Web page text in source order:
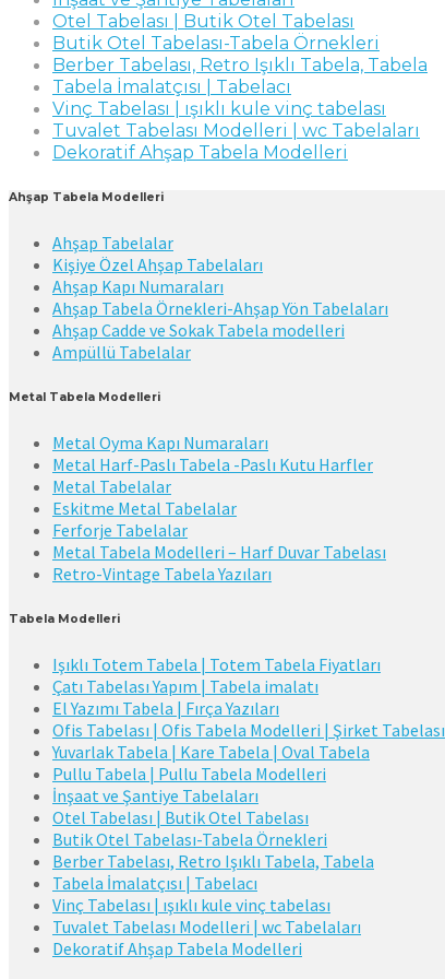
Otel Tabelası | Butik Otel Tabelası
Butik Otel Tabelası-Tabela Örnekleri
Berber Tabelası, Retro Işıklı Tabela, Tabela
Tabela İmalatçısı | Tabelacı
Vinç Tabelası | ışıklı kule vinç tabelası
Tuvalet Tabelası Modelleri | wc Tabelaları
Dekoratif Ahşap Tabela Modelleri
Ahşap Tabela Modelleri
Ahşap Tabelalar
Kişiye Özel Ahşap Tabelaları
Ahşap Kapı Numaraları
Ahşap Tabela Örnekleri-Ahşap Yön Tabelaları
Ahşap Cadde ve Sokak Tabela modelleri
Ampüllü Tabelalar
Metal Tabela Modelleri
Metal Oyma Kapı Numaraları
Metal Harf-Paslı Tabela -Paslı Kutu Harfler
Metal Tabelalar
Eskitme Metal Tabelalar
Ferforje Tabelalar
Metal Tabela Modelleri – Harf Duvar Tabelası
Retro-Vintage Tabela Yazıları
Tabela Modelleri
Işıklı Totem Tabela | Totem Tabela Fiyatları
Çatı Tabelası Yapım | Tabela imalatı
El Yazımı Tabela | Fırça Yazıları
Ofis Tabelası | Ofis Tabela Modelleri | Şirket Tabelası
Yuvarlak Tabela | Kare Tabela | Oval Tabela
Pullu Tabela | Pullu Tabela Modelleri
İnşaat ve Şantiye Tabelaları
Otel Tabelası | Butik Otel Tabelası
Butik Otel Tabelası-Tabela Örnekleri
Berber Tabelası, Retro Işıklı Tabela, Tabela
Tabela İmalatçısı | Tabelacı
Vinç Tabelası | ışıklı kule vinç tabelası
Tuvalet Tabelası Modelleri | wc Tabelaları
Dekoratif Ahşap Tabela Modelleri